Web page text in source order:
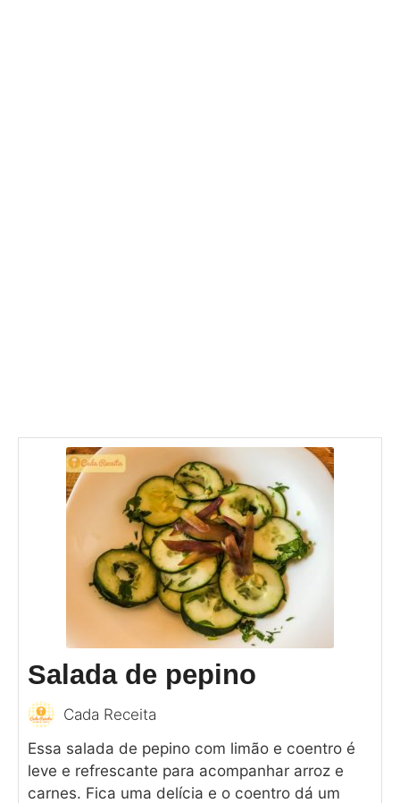
Salada de pepino
Cada Receita
Essa salada de pepino com limão e coentro é
leve e refrescante para acompanhar arroz e
carnes. Fica uma delícia e o coentro dá um